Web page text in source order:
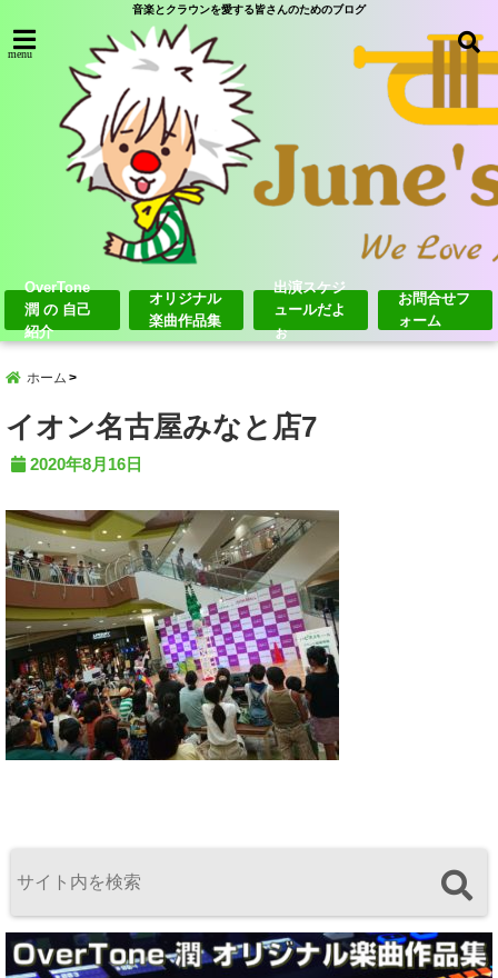
音楽とクラウンを愛する皆さんのためのブログ
menu
OverTone
潤 の 自己
紹介
オリジナル
楽曲作品集
出演スケジ
ュールだよ
ぉ
お問合せフ
ォーム
ホーム
イオン名古屋みなと店7
2020年8月16日